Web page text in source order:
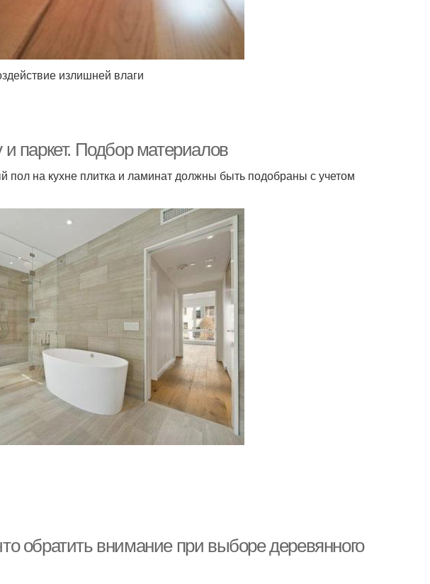
излишней влаги
и паркет. Подбор материалов
на кухне плитка и ламинат должны быть подобраны с учетом
обратить внимание при выборе деревянного